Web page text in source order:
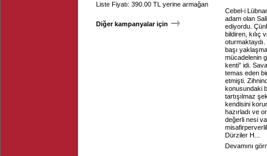
Liste Fiyatı: 390.00 TL yerine armağan
Diğer kampanyalar için
Cebel-i
adam olan
ediyordu.
bildiren, kılıç
oturmaktaydı.
başı
mücadelenin
kenti” idi.
temas eden
etmişti.
konusundaki
tartışılmaz
kendisini
hazırladı ve
değerli nesi
Dürziler H...
Devamını